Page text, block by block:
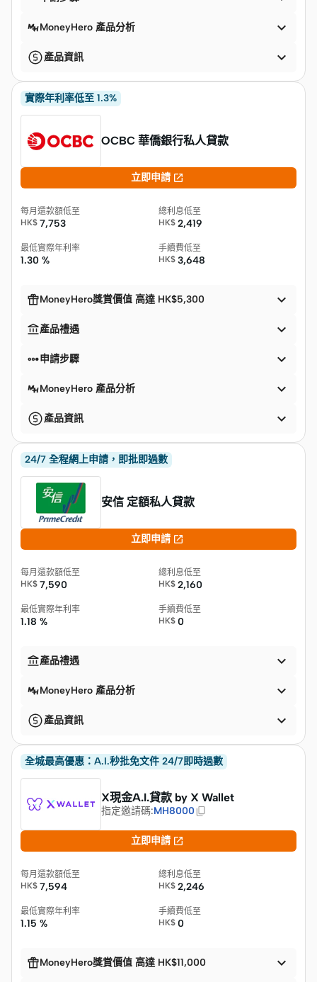
MoneyHero 產品分析 
產品資訊 
實際年利率低至 1.3%
OCBC 華僑銀行私人貸款
立即申請 
每月還款額低至
HK$ 7,753
總利息低至
HK$ 2,419
最低實際年利率
1.30 %
手續費低至
HK$ 3,648
MoneyHero獎賞價值 高達 HK$5,300 
產品禮遇 
申請步驟 
MoneyHero 產品分析 
產品資訊 
24/7 全程網上申請，即批即過數
安信 定額私人貸款
立即申請 
每月還款額低至
HK$ 7,590
總利息低至
HK$ 2,160
最低實際年利率
1.18 %
手續費低至
HK$ 0
產品禮遇 
MoneyHero 產品分析 
產品資訊 
全城最高優惠：A.I.秒批免文件 24/7即時過數
X現金A.I.貸款 by X Wallet
指定邀請碼:MH8000
立即申請 
每月還款額低至
HK$ 7,594
總利息低至
HK$ 2,246
最低實際年利率
1.15 %
手續費低至
HK$ 0
MoneyHero獎賞價值 高達 HK$11,000 